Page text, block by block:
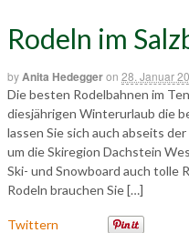
Rodeln im
byAnita Hedeggeron 28. Januar
Die besten Rodelbahnen im
diesjährigen Winterurlaub die
lassen Sie sich auch abseits
um die Skiregion Dachstein
Ski- und Snowboard auch tolle
Rodeln brauchen Sie […]
Twittern